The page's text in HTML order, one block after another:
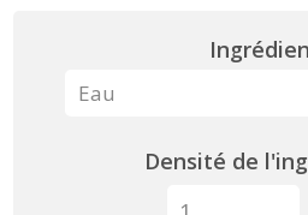
Densité de